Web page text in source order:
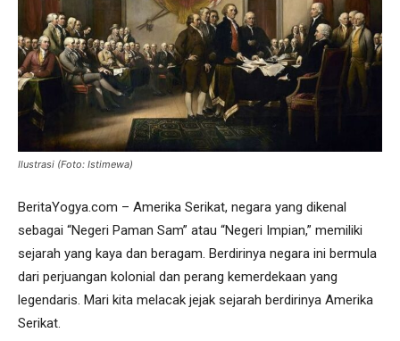
Ilustrasi (Foto: Istimewa)
BeritaYogya.com – Amerika Serikat, negara yang dikenal
sebagai “Negeri Paman Sam” atau “Negeri Impian,” memiliki
sejarah yang kaya dan beragam. Berdirinya negara ini bermula
dari perjuangan kolonial dan perang kemerdekaan yang
legendaris. Mari kita melacak jejak sejarah berdirinya Amerika
Serikat.